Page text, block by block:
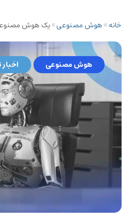
خانه»هوش مصنوعی»یک هوش مصنوعی
هوش مصنوعی